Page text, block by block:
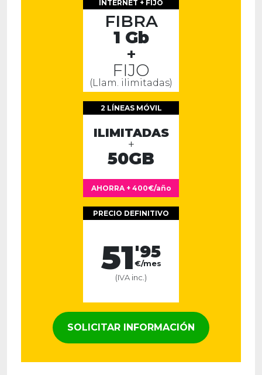
INTERNET + FIJO
FIBRA
1 Gb
+
FIJO
(Llam. ilimitadas)
2 LÍNEAS MÓVIL
ILIMITADAS
+
50GB
AHORRA + 400€/año
PRECIO DEFINITIVO
51'95
€/mes
(IVA inc.)
SOLICITAR INFORMACIÓN